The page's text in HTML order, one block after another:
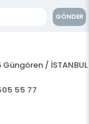
GÖNDER
/ İSTANBUL
55 77